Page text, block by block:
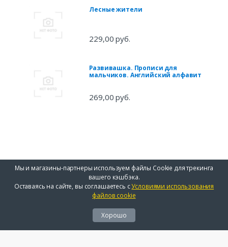
Лесные жители
229,00 руб.
Развивашка. Прописи для
мальчиков. Английский алфавит
269,00 руб.
Мы и магазины-партнеры используем файлы Cookie для трекинга
вашего кэшбэка.
Оставаясь на сайте, вы соглашаетесь сУсловиями использования
файлов cookie
Хорошо